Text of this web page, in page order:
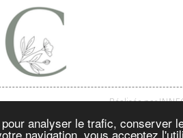
analyser le trafic, conserver
navigation, vous acceptez
Réalisée par